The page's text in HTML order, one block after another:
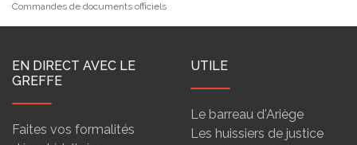
Commandes de documents officiels
EN DIRECT AVEC LE
GREFFE
Faites vos formalités
UTILE
Le barreau d'Ariège
Les huissiers de justice